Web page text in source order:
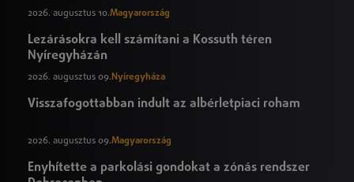
2026. augusztus 10.Magyarország
Lezárásokra kell számítani a Kossuth téren
Nyíregyházán
2026. augusztus 09. Nyíregyháza
Visszafogottabban indult az albérletpiaci roham
2026. augusztus 09.Magyarország
Enyhítette a parkolási gondokat a zónás rendszer